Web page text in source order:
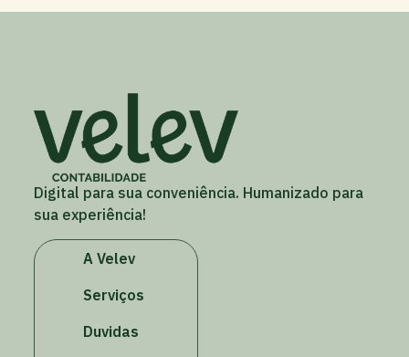
Digital para sua conveniência. Humanizado para
sua experiência!
A Velev
Serviços
Duvidas